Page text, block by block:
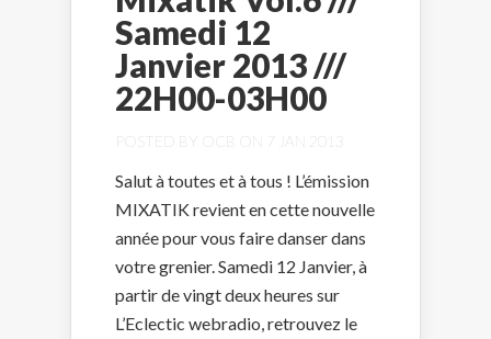
Samedi 12
Janvier 2013 ///
22H00-03H00
POSTED BY OCB ON 7 JAN 2013
Salut à toutes et à tous ! L’émission
MIXATIK revient en cette nouvelle
année pour vous faire danser dans
votre grenier. Samedi 12 Janvier, à
partir de vingt deux heures sur
L’Eclectic webradio, retrouvez le